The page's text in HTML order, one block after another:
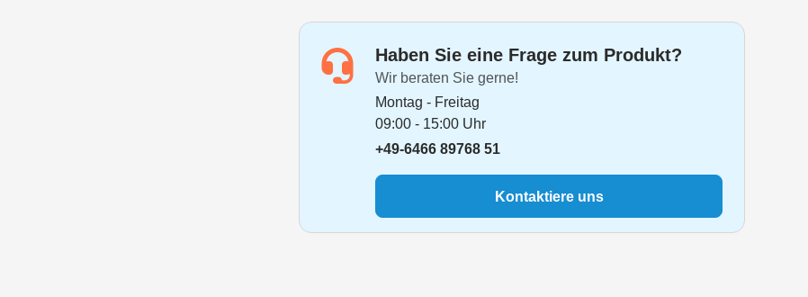
Haben Sie eine Frage zum Produkt?
Wir beraten Sie gerne!
Montag - Freitag
09:00 - 15:00 Uhr
+49-6466 89768 51
Kontaktiere uns